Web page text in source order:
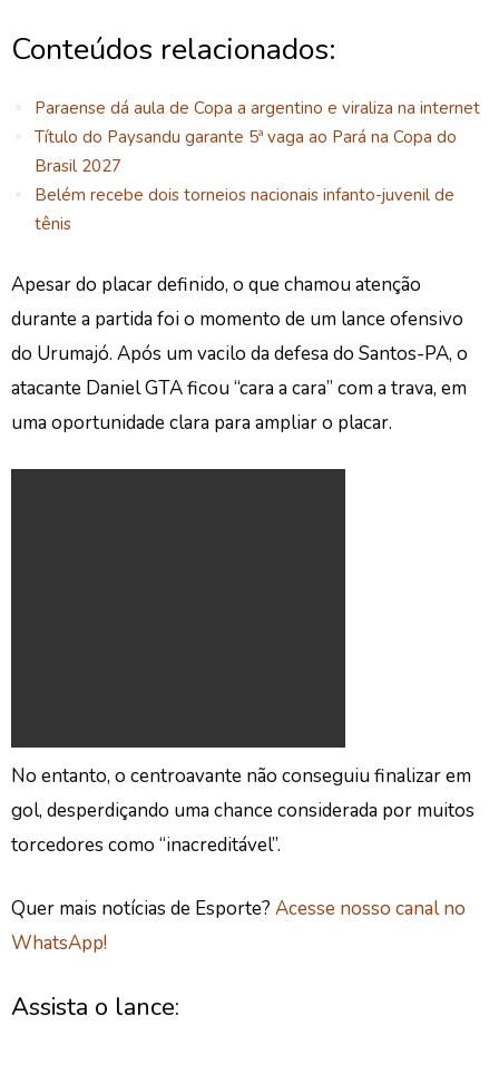
Conteúdos relacionados:
Paraense dá aula de Copa a argentino e viraliza na internet
Título do Paysandu garante 5ª vaga ao Pará na Copa do
Brasil 2027
Belém recebe dois torneios nacionais infanto-juvenil de
tênis
Apesar do placar definido, o que chamou atenção
durante a partida foi o momento de um lance ofensivo
do Urumajó. Após um vacilo da defesa do Santos-PA, o
atacante Daniel GTA ficou “cara a cara” com a trava, em
uma oportunidade clara para ampliar o placar.
No entanto, o centroavante não conseguiu finalizar em
gol, desperdiçando uma chance considerada por muitos
torcedores como “inacreditável”.
Quer mais notícias de Esporte? Acesse nosso canal no
WhatsApp!
Assista o lance: